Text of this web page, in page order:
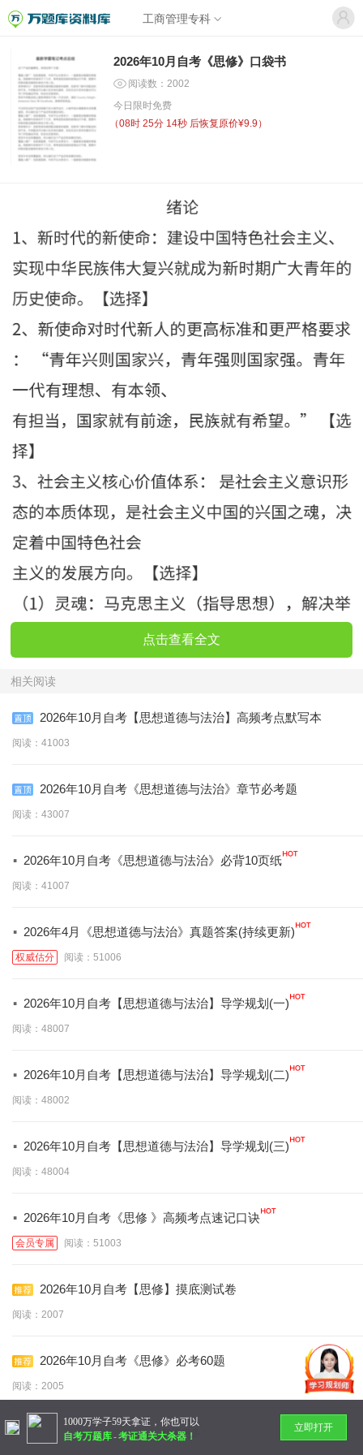
工商管理专科
2026年10月自考《思修》口袋书
阅读数：2002
今日限时免费
（08时 25分 14秒 后恢复原价¥9.9）
点击查看全文
相关阅读
2026年10月自考【思想道德与法治】高频考点默写本
阅读：41003
2026年10月自考《思想道德与法治》章节必考题
阅读：43007
· 2026年10月自考《思想道德与法治》必背10页纸
阅读：41007
· 2026年4月《思想道德与法治》真题答案(持续更新)
权威估分 阅读：51006
· 2026年10月自考【思想道德与法治】导学规划(一)
阅读：48007
· 2026年10月自考【思想道德与法治】导学规划(二)
阅读：48002
· 2026年10月自考【思想道德与法治】导学规划(三)
阅读：48004
· 2026年10月自考《思修 》高频考点速记口诀
会员专属 阅读：51003
2026年10月自考【思修】摸底测试卷
阅读：2007
2026年10月自考《思修》必考60题
阅读：2005
暂无更多
1000万学子59天拿证，你也可以
自考万题库-考证通关大杀器！
立即打开